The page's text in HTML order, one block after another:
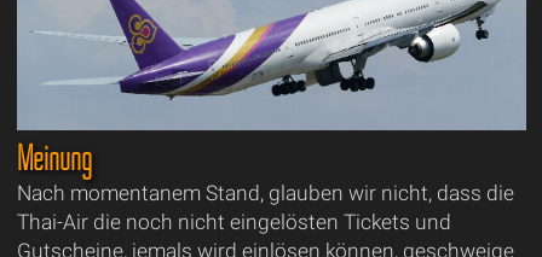
Meinung
Nach momentanem Stand, glauben wir nicht, dass die
Thai-Air die noch nicht eingelösten Tickets und
Gutscheine, jemals wird einlösen können, geschweige